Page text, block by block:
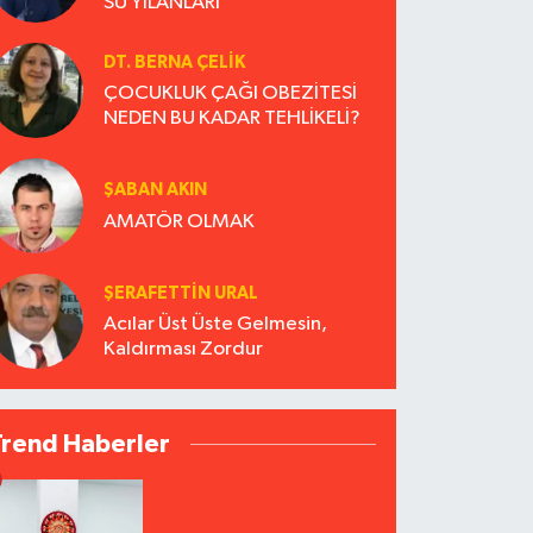
DT. BERNA ÇELIK
ÇOCUKLUK ÇAĞI OBEZİTESİ
NEDEN BU KADAR TEHLİKELİ?
ŞABAN AKIN
AMATÖR OLMAK
ŞERAFETTIN URAL
Acılar Üst Üste Gelmesin,
Kaldırması Zordur
Haberler